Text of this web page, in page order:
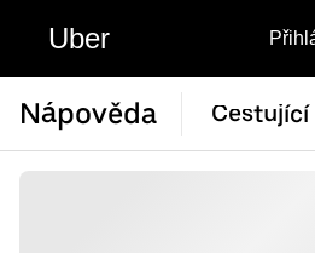
Uber
Nápověda Cestující